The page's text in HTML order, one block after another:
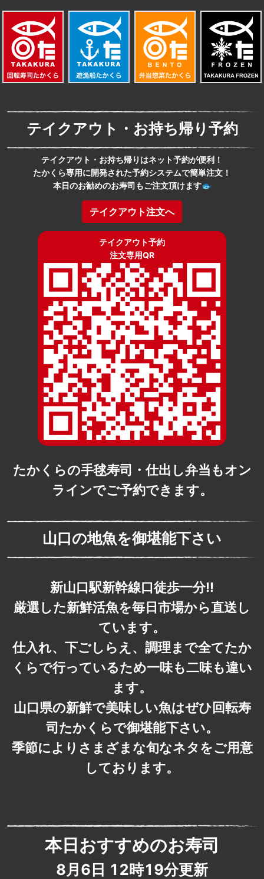
テイクアウト・お持ち帰り予約
テイクアウト・お持ち帰りはネット予約が便利！
たかくら専用に開発された予約システムで簡単注文！
本日のお勧めのお寿司もご注文頂けます🐟
テイクアウト注文へ
テイクアウト予約
注文専用QR
たかくらの手毬寿司・仕出し弁当もオン
ラインでご予約できます。
山口の地魚を御堪能下さい
新山口駅新幹線口徒歩一分!!
厳選した新鮮活魚を毎日市場から直送し
ています。
仕入れ、下ごしらえ、調理まで全てたか
くらで行っているため一味も二味も違い
ます。
山口県の新鮮で美味しい魚はぜひ回転寿
司たかくらで御堪能下さい。
季節によりさまざまな旬なネタをご用意
しております。
本日おすすめのお寿司
8月6日 12時19分更新